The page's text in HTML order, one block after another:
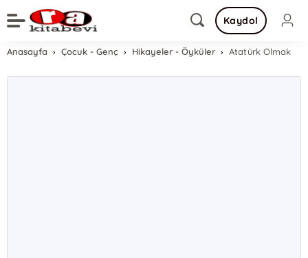
Kaydol
Anasayfa Çocuk - Genç Hikayeler - Öyküler Atatürk Olmak